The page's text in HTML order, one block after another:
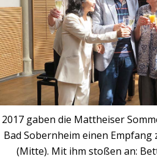
2017 gaben die Mattheiser
Bad Sobernheim einen Empfang
(Mitte). Mit ihm stoßen an: